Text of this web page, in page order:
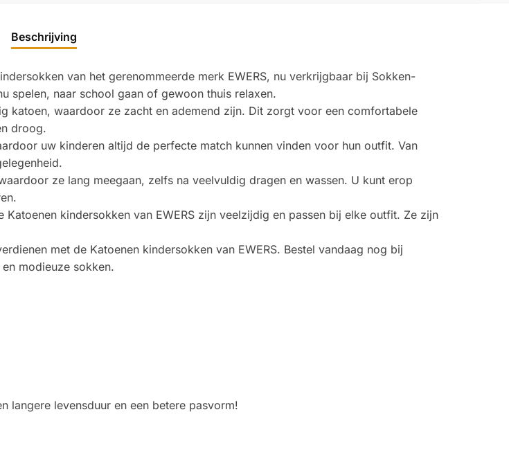
Beschrijving
van het gerenommeerde merk EWERS, nu verkrijgbaar bij Sokken-
spelen, naar school gaan of gewoon thuis relaxen.
katoen, waardoor ze zacht en ademend zijn. Dit zorgt voor een comfortabele
droog.
uw kinderen altijd de perfecte match kunnen vinden voor hun outfit. Van
ze lang meegaan, zelfs na veelvuldig dragen en wassen. U kunt erop
kindersokken van EWERS zijn veelzijdig en passen bij elke outfit. Ze zijn
met de Katoenen kindersokken van EWERS. Bestel vandaag nog bij
modieuze sokken.
langere levensduur en een betere pasvorm!